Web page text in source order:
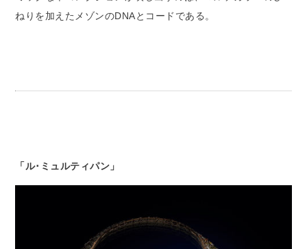
ねりを加えたメゾンのDNAとコードである。
「ル･ミュルティパン」